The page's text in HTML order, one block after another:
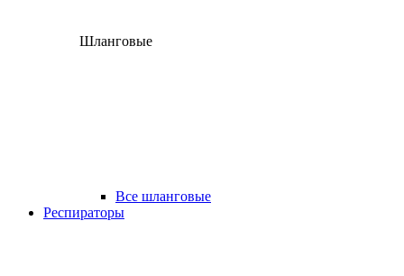
Шланговые
Все шланговые
Респираторы